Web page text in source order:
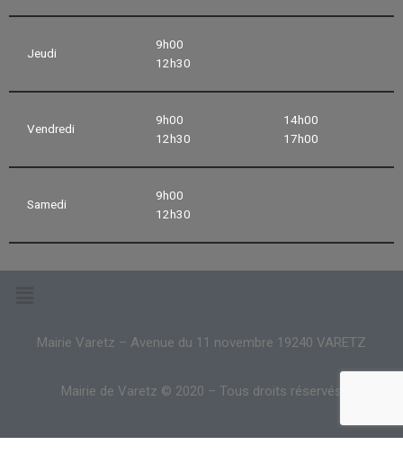
Jeudi
9h00
12h30
Vendredi
9h00
12h30
14h00
17h00
Samedi
9h00
12h30
Mairie Varetz – Avenue du 11 novembre 19240 VARETZ
Mairie de Varetz © 2020 – Tous droits réservés